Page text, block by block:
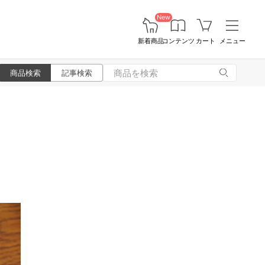
New
新着商品コンテンツ カート メニュー
商品検索 記事検索